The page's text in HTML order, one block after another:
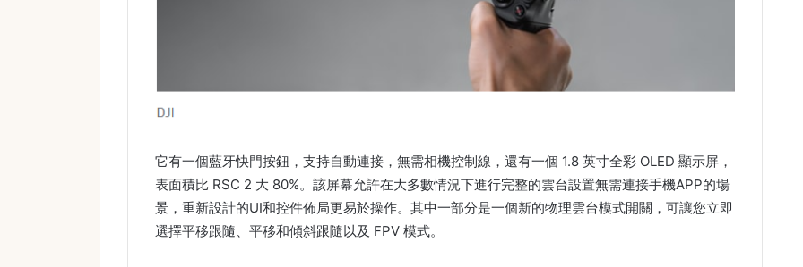
它有一個藍牙快門按鈕，支持自動連接，無需相機控制線，還有一個 1.8 英寸全彩 OLED 顯示屏，
表面積比 RSC 2 大 80%。該屏幕允許在大多數情況下進行完整的雲台設置無需連接手機APP的場
景，重新設計的UI和控件佈局更易於操作。其中一部分是一個新的物理雲台模式開關，可讓您立即
選擇平移跟隨、平移和傾斜跟隨以及 FPV 模式。